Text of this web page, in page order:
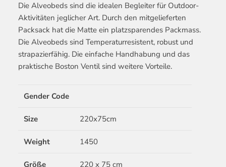
Die Alveobeds sind die idealen Begleiter für Outdoor-
Aktivitäten jeglicher Art. Durch den mitgelieferten
Packsack hat die Matte ein platzsparendes Packmass.
Die Alveobeds sind Temperaturresistent, robust und
strapazierfähig. Die einfache Handhabung und das
praktische Boston Ventil sind weitere Vorteile.
Gender Code
Size 220x75cm
Weight 1450
Größe 220 x 75 cm